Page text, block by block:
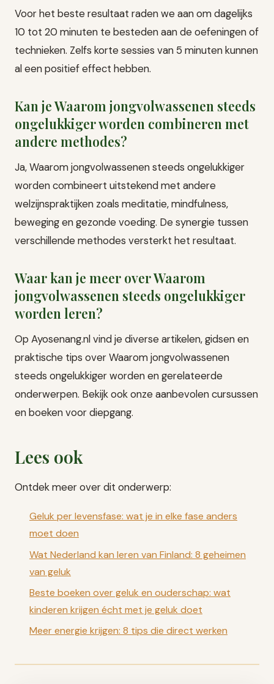
Voor het beste resultaat raden we aan om dagelijks
10 tot 20 minuten te besteden aan de oefeningen of
technieken. Zelfs korte sessies van 5 minuten kunnen
al een positief effect hebben.
Kan je Waarom jongvolwassenen steeds
ongelukkiger worden combineren met
andere methodes?
Ja, Waarom jongvolwassenen steeds ongelukkiger
worden combineert uitstekend met andere
welzijnspraktijken zoals meditatie, mindfulness,
beweging en gezonde voeding. De synergie tussen
verschillende methodes versterkt het resultaat.
Waar kan je meer over Waarom
jongvolwassenen steeds ongelukkiger
worden leren?
Op Ayosenang.nl vind je diverse artikelen, gidsen en
praktische tips over Waarom jongvolwassenen
steeds ongelukkiger worden en gerelateerde
onderwerpen. Bekijk ook onze aanbevolen cursussen
en boeken voor diepgang.
Lees ook
Ontdek meer over dit onderwerp:
Geluk per levensfase: wat je in elke fase anders
moet doen
Wat Nederland kan leren van Finland: 8 geheimen
van geluk
Beste boeken over geluk en ouderschap: wat
kinderen krijgen écht met je geluk doet
Meer energie krijgen: 8 tips die direct werken